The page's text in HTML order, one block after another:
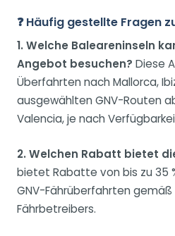
❓ Häufig gestellte Fragen
1. Welche Baleareninseln
Angebot besuchen? Diese
Überfahrten nach Mallorca,
ausgewählten GNV-Routen
Valencia, je nach
2. Welchen Rabatt bietet
bietet Rabatte von bis zu 35
GNV-Fährüberfahrten
Fährbetreibers.